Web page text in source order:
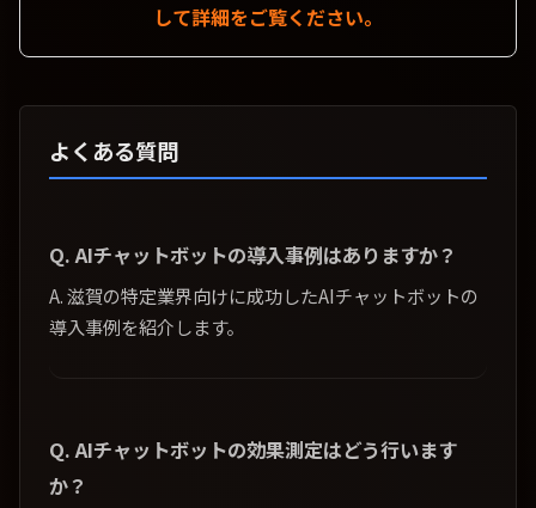
して詳細をご覧ください。
よくある質問
Q. AIチャットボットの導入事例はありますか？
A. 滋賀の特定業界向けに成功したAIチャットボットの
導入事例を紹介します。
Q. AIチャットボットの効果測定はどう行います
か？